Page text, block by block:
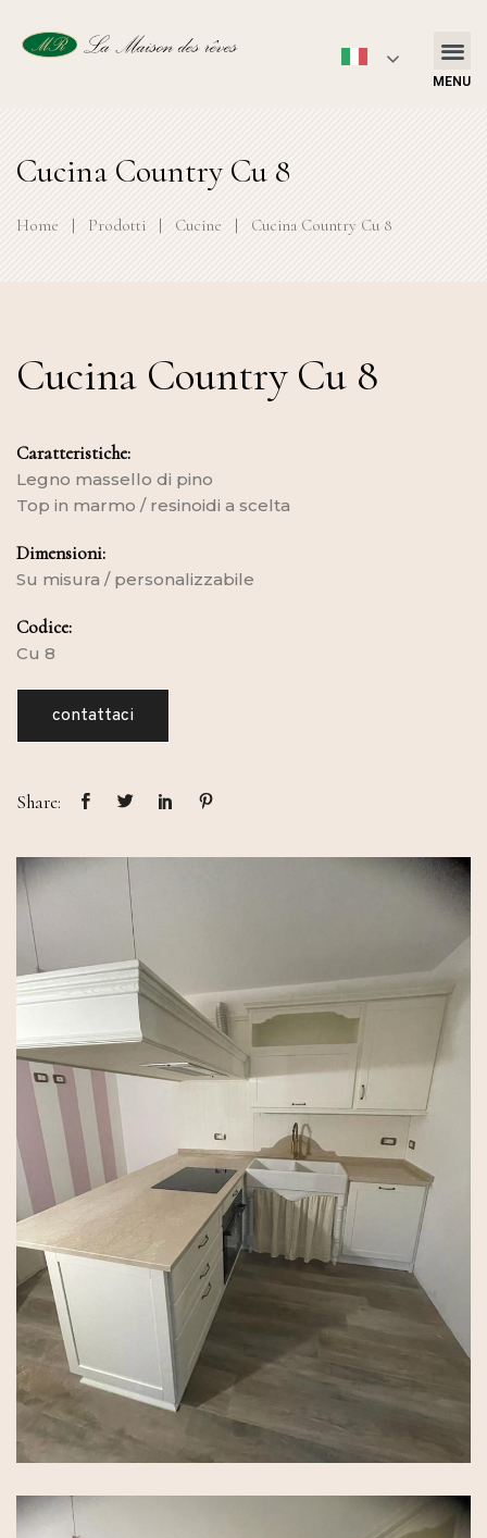
MENU
Cucina Country Cu 8
Home | Prodotti | Cucine | Cucina Country Cu 8
Cucina Country Cu 8
Caratteristiche:
Legno massello di pino
Top in marmo / resinoidi a scelta
Dimensioni:
Su misura / personalizzabile
Codice:
Cu 8
contattaci
Share: